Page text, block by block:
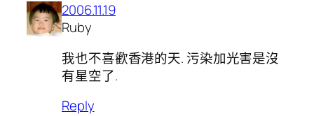
2006.11.19
Ruby
我也不喜歡香港的天. 污染加光害是沒
有星空了.
Reply